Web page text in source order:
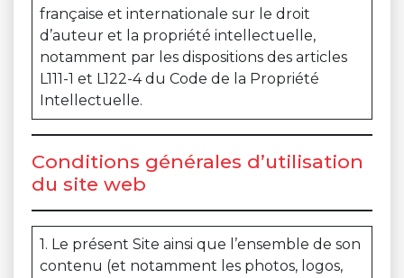
française et internationale sur le droit
d’auteur et la propriété intellectuelle,
notamment par les dispositions des articles
L111-1 et L122-4 du Code de la Propriété
Intellectuelle.
Conditions générales d’utilisation
du site web
1. Le présent Site ainsi que l’ensemble de son
contenu (et notamment les photos, logos,